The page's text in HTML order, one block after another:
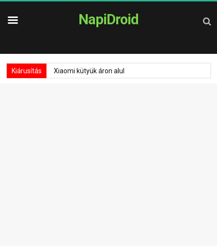
NapiDroid
Kiárusítás Xiaomi kütyük áron alul